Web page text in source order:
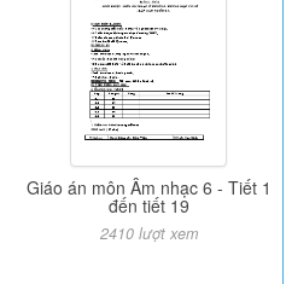
Giáo án môn Âm nhạc 6 - Tiết 1
đến tiết 19
2410 lượt xem